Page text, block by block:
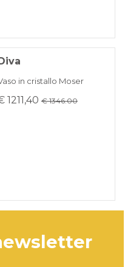
in cristallo Moser
1211,40 € 1346.00